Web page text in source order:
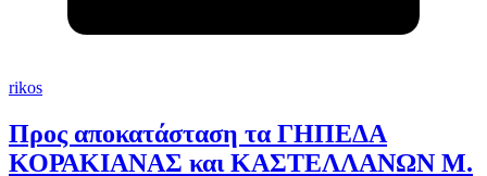
rikos
Προς αποκατάσταση τα ΓΗΠΕΔΑ
ΚΟΡΑΚΙΑΝΑΣ και ΚΑΣΤΕΛΛΑΝΩΝ Μ.